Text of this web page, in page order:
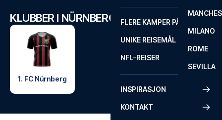
MILANO
ROME
SEVILLA
FLERE KAMPER PÅ ÉN REISE
UNIKE REISEMÅL
NFL-REISER
INSPIRASJON
KONTAKT
KLUBBER I NÜRNBERG
1. FC Nürnberg